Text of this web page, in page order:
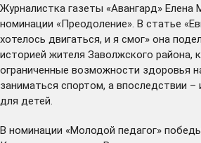
Журналистка газеты «Авангард» Елена
номинации «Преодоление». В статье
хотелось двигаться, и я смог» она
историей жителя Заволжского района,
ограниченные возможности здоровья
заниматься спортом, а впоследствии –
для детей.
В номинации «Молодой педагог»